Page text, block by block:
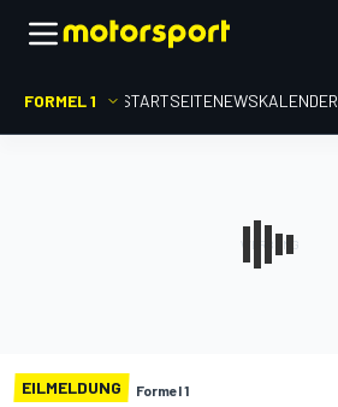
FORMEL 1 STARTSEITENEWSKALENDER
EILMELDUNG Formel 1